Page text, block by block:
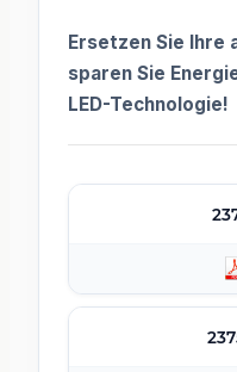
Ersetzen Sie Ihre
sparen Sie
LED-Technologie!